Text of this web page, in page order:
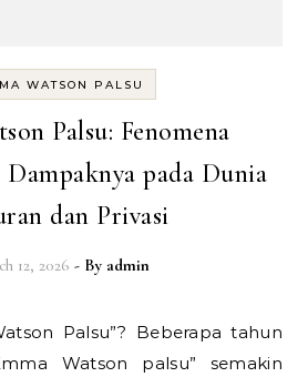
WATSON PALSU
Palsu: Fenomena
Dampaknya pada Dunia
dan Privasi
12, 2026 - By admin
Watson palsu” semakin